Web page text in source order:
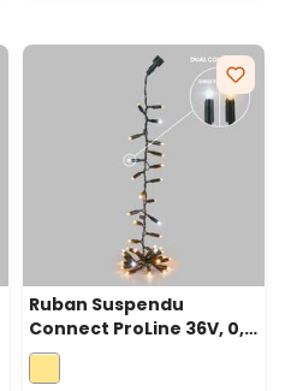
Ruban Suspendu
Connect ProLine 36V, 0,8
m, 40 maxiled blanc
chaud, câble vert